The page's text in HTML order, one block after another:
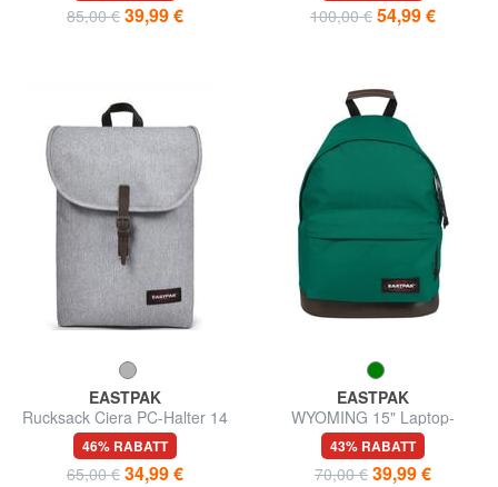
85,00 € 39,99 € 100,00 € 54,99 €
EASTPAK
Rucksack Ciera PC-Halter 14
"
46% RABATT
65,00 € 34,99 €
EASTPAK
WYOMING 15" Laptop-
Rucksack
43% RABATT
70,00 € 39,99 €